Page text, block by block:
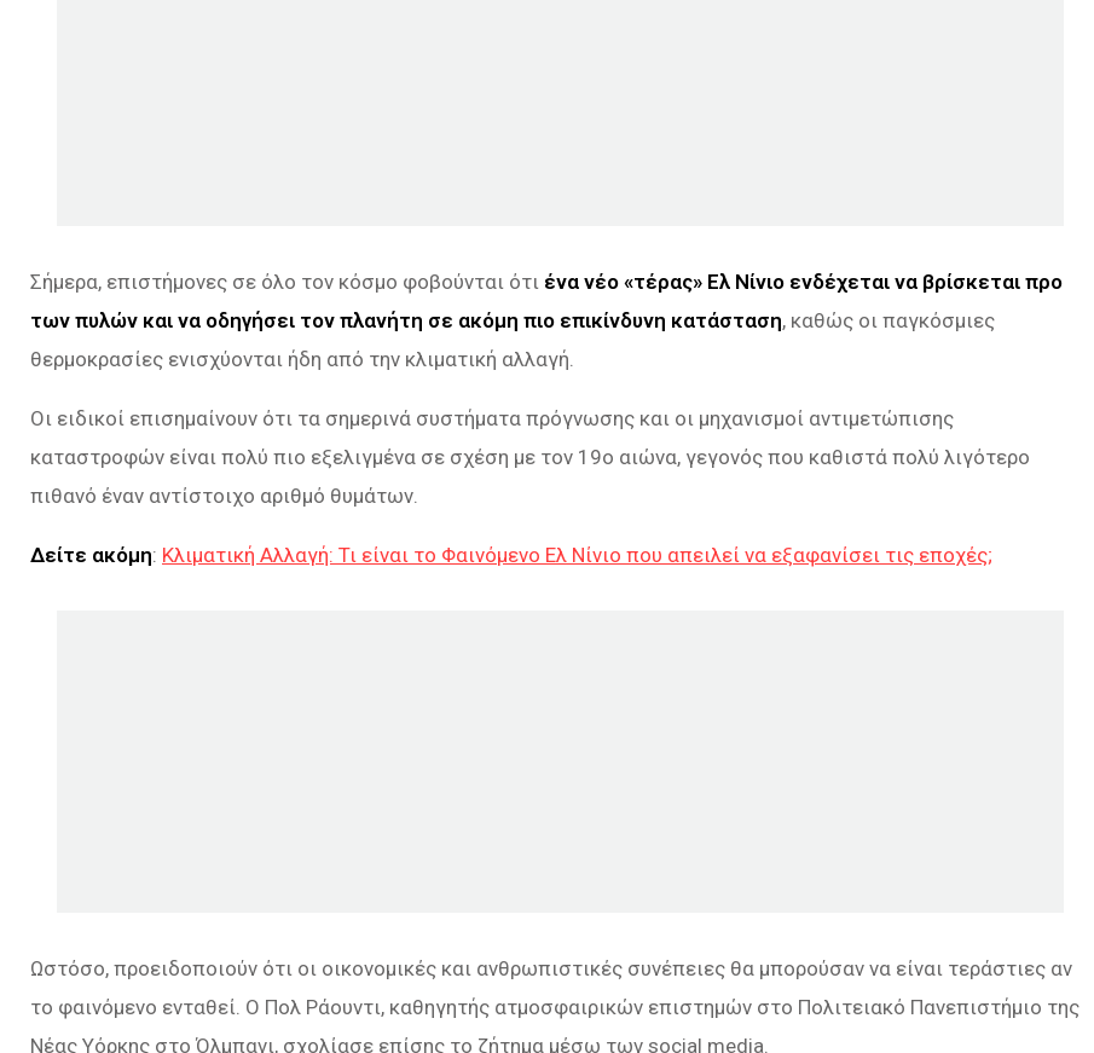
Σήμερα, επιστήμονες σε όλο τον κόσμο φοβούνται ότι ένα νέο «τέρας» Ελ Νίνιο ενδέχεται να βρίσκεται προ
των πυλών και να οδηγήσει τον πλανήτη σε ακόμη πιο επικίνδυνη κατάσταση, καθώς οι παγκόσμιες
θερμοκρασίες ενισχύονται ήδη από την κλιματική αλλαγή.
Οι ειδικοί επισημαίνουν ότι τα σημερινά συστήματα πρόγνωσης και οι μηχανισμοί αντιμετώπισης
καταστροφών είναι πολύ πιο εξελιγμένα σε σχέση με τον 19ο αιώνα, γεγονός που καθιστά πολύ λιγότερο
πιθανό έναν αντίστοιχο αριθμό θυμάτων.
Δείτε ακόμη: Κλιματική Αλλαγή: Τι είναι το Φαινόμενο Ελ Νίνιο που απειλεί να εξαφανίσει τις εποχές;
Ωστόσο, προειδοποιούν ότι οι οικονομικές και ανθρωπιστικές συνέπειες θα μπορούσαν να είναι τεράστιες αν
το φαινόμενο ενταθεί. Ο Πολ Ράουντι, καθηγητής ατμοσφαιρικών επιστημών στο Πολιτειακό Πανεπιστήμιο της
Νέας Υόρκης στο Όλμπανι, σχολίασε επίσης το ζήτημα μέσω των social media.